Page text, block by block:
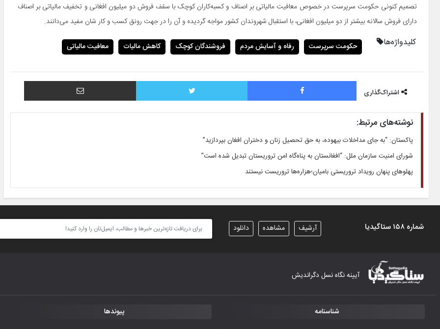
تصمیم کنونی حکومت سرپرست در خصوص معافیت مالیاتی بر اصناف و کسبه‌کاران کوچک با سقف فروش دو میلیون افغانی و تخفیف مالیاتی بر اصناف
دارای فروش سالانه بیشتر از دو میلیون افغانی، با استقبال شهروندان کشور مواجه گردیده و آن را در جهت رونق کسب و کار شان مفید می‌دانند.
کلیدواژه‌ها حکومت سرپرست رفاه و آسایش مردم فروشندگان کوچک کاهش مالیات معافیت مالیاتی
اشتراک‌گذاری
فیس بوک توییتر اشتراک با ایمیل
نوشته‌های مرتبط:
پاکستان: “به جای مداخلات بیهوده، به حق تحصیل زنان و دختران افغان بپردازید”
شورای امنیت سازمان ملل: “افغانستان به پناه‌گاه امن تروریستان تبدیل شده است”
پهلوهای پنهان رویداد تروریستی بامیان؛هزاره‌ها تروریست نیستند
شماره ۱۵۸ ستاگیدیا دانلود مشاهده آرشیف
آیینه نگاه نسل دگراندیش
شناسنامه پیوندها